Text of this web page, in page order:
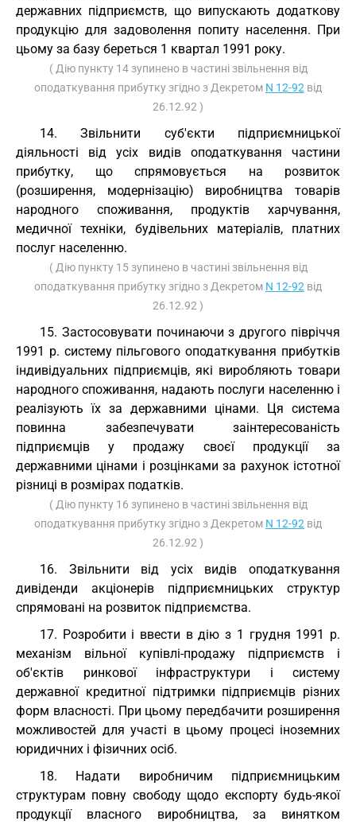
державних підприємств, що випускають додаткову
продукцію для задоволення попиту населення. При
цьому за базу береться 1 квартал 1991 року.
( Дію пункту 14 зупинено в частині звільнення від
оподаткування прибутку згідно з Декретом N 12-92 від
26.12.92 )
14. Звільнити суб'єкти підприємницької
діяльності від усіх видів оподаткування частини
прибутку, що спрямовується на розвиток
(розширення, модернізацію) виробництва товарів
народного споживання, продуктів харчування,
медичної техніки, будівельних матеріалів, платних
послуг населенню.
( Дію пункту 15 зупинено в частині звільнення від
оподаткування прибутку згідно з Декретом N 12-92 від
26.12.92 )
15. Застосовувати починаючи з другого півріччя
1991 р. систему пільгового оподаткування прибутків
індивідуальних підприємців, які виробляють товари
народного споживання, надають послуги населенню і
реалізують їх за державними цінами. Ця система
повинна забезпечувати заінтересованість
підприємців у продажу своєї продукції за
державними цінами і розцінками за рахунок істотної
різниці в розмірах податків.
( Дію пункту 16 зупинено в частині звільнення від
оподаткування прибутку згідно з Декретом N 12-92 від
26.12.92 )
16. Звільнити від усіх видів оподаткування
дивіденди акціонерів підприємницьких структур
спрямовані на розвиток підприємства.
17. Розробити і ввести в дію з 1 грудня 1991 р.
механізм вільної купівлі-продажу підприємств і
об'єктів ринкової інфраструктури і систему
державної кредитної підтримки підприємців різних
форм власності. При цьому передбачити розширення
можливостей для участі в цьому процесі іноземних
юридичних і фізичних осіб.
18. Надати виробничим підприємницьким
структурам повну свободу щодо експорту будь-якої
продукції власного виробництва, за винятком